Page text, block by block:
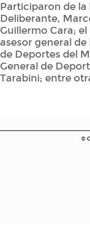
Participaron de
Deliberante,
Guillermo Cara;
asesor general
de Deportes del
General de
Tarabini; entre
©